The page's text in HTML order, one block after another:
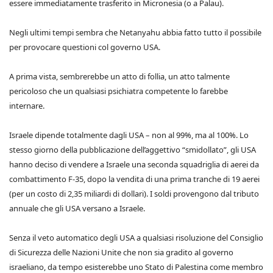
essere immediatamente trasferito in Micronesia (o a Palau).
Negli ultimi tempi sembra che Netanyahu abbia fatto tutto il possibile
per provocare questioni col governo USA.
A prima vista, sembrerebbe un atto di follia, un atto talmente
pericoloso che un qualsiasi psichiatra competente lo farebbe
internare.
Israele dipende totalmente dagli USA – non al 99%, ma al 100%. Lo
stesso giorno della pubblicazione dell’aggettivo “smidollato”, gli USA
hanno deciso di vendere a Israele una seconda squadriglia di aerei da
combattimento F-35, dopo la vendita di una prima tranche di 19 aerei
(per un costo di 2,35 miliardi di dollari). I soldi provengono dal tributo
annuale che gli USA versano a Israele.
Senza il veto automatico degli USA a qualsiasi risoluzione del Consiglio
di Sicurezza delle Nazioni Unite che non sia gradito al governo
israeliano, da tempo esisterebbe uno Stato di Palestina come membro